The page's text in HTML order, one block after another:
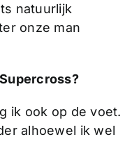
natuurlijk
onze man
ik ook op de voet.
alhoewel ik wel